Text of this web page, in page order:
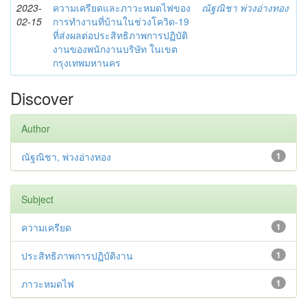
2023-
02-15
ความเครียดและภาวะหมดไฟของ
การทำงานที่บ้านในช่วงโควิด-19
ที่ส่งผลต่อประสิทธิภาพการปฏิบัติ
งานของพนักงานบริษัท ในเขต
กรุงเทพมหานคร
ณัฐณิชา พ่วงอ่างทอง
Discover
Author
1
ณัฐณิชา, พ่วงอ่างทอง
Subject
1
ความเครียด
1
ประสิทธิภาพการปฏิบัติงาน
1
ภาวะหมดไฟ